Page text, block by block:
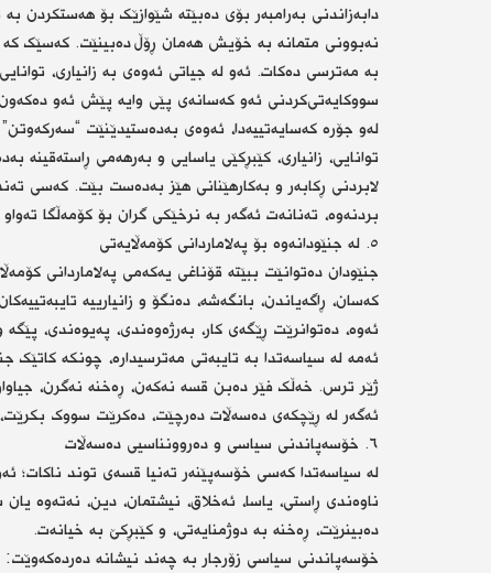
دابەزاندنی بەرامبەر بۆی دەبێتە شێوازێک بۆ هەستکردن
نەبوونی متمانە بە خۆیش هەمان ڕۆڵ دەبینێت. کەسێک کە
بە مەترسی دەکات. ئەو لە جیاتی ئەوەی بە زانیاری،
سووکایەتی‌کردنی ئەو کەسانەی پێی وایە پێش ئەو
لەو جۆرە کەسایەتییەدا، ئەوەی بەدەستیدێنێت
توانایی، زانیاری، کێبڕکێی یاسایی و بەرهەمی
لابردنی ڕکابەر و بەکارهێنانی هێز بەدەست بێت. کەسی
بردنەوە، تەنانەت ئەگەر بە نرخێکی گران بۆ کۆمەڵگا
٥. لە جنێودانەوە بۆ پەلاماردانی کۆمەڵایەتی
جنێودان دەتوانێت ببێتە قۆناغی یەکەمی پەلاماردانی
کەسان، ڕاگەیاندن، بانگەشە، دەنگۆ و زانیارییە
ئەوە، دەتوانرێت ڕێگەی کار، بەرژەوەندی، پەیوەندی،
ئەمە لە سیاسەتدا بە تایبەتی مەترسیدارە، چونکە
ژێر ترس. خەڵک فێر دەبن قسە نەکەن، ڕەخنە نەگرن،
ئەگەر لە ڕێچکەی دەسەڵات دەرچێت، دەکرێت سووک
٦. خۆسەپاندنی سیاسی و دەروونناسیی دەسەڵات
لە سیاسەتدا کەسی خۆسەپێنەر تەنیا قسەی توند ناکات؛
ناوەندی ڕاستی، یاسا، ئەخلاق، نیشتمان، دین، نەتەوە
دەبینرێت، ڕەخنە بە دوژمنایەتی، و کێبڕکێ بە خیانەت.
خۆسەپاندنی سیاسی زۆرجار بە چەند نیشانە